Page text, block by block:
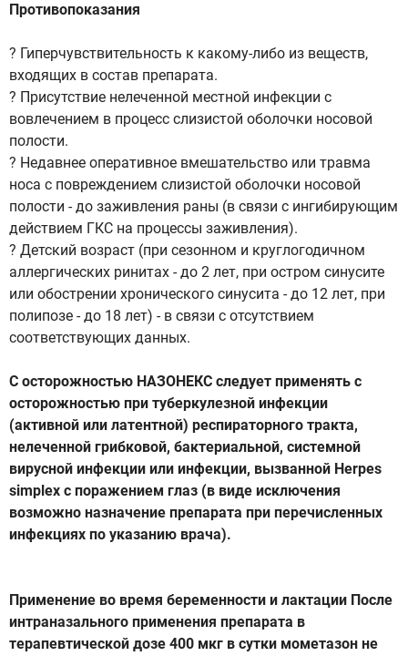
Противопоказания
? Гиперчувствительность к какому-либо из веществ,
входящих в состав препарата.
? Присутствие нелеченной местной инфекции с
вовлечением в процесс слизистой оболочки носовой
полости.
? Недавнее оперативное вмешательство или травма
носа с повреждением слизистой оболочки носовой
полости - до заживления раны (в связи с ингибирующим
действием ГКС на процессы заживления).
? Детский возраст (при сезонном и круглогодичном
аллергических ринитах - до 2 лет, при остром синусите
или обострении хронического синусита - до 12 лет, при
полипозе - до 18 лет) - в связи с отсутствием
соответствующих данных.
С осторожностью НАЗОНЕКС следует применять с
осторожностью при туберкулезной инфекции
(активной или латентной) респираторного тракта,
нелеченной грибковой, бактериальной, системной
вирусной инфекции или инфекции, вызванной Herpes
simplex с поражением глаз (в виде исключения
возможно назначение препарата при перечисленных
инфекциях по указанию врача).
Применение во время беременности и лактации После
интраназального применения препарата в
терапевтической дозе 400 мкг в сутки мометазон не